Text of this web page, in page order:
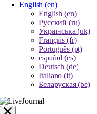
English (en)
English (en)
Русский (ru)
Українська (uk)
Français (fr)
Português (pt)
español (es)
Deutsch (de)
Italiano (it)
Беларуская (be)